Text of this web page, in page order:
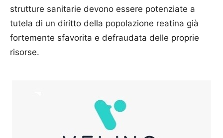
strutture sanitarie devono essere potenziate a
tutela di un diritto della popolazione reatina già
fortemente sfavorita e defraudata delle proprie
risorse.